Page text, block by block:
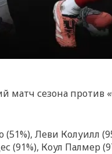
матч сезона против
Леви Колуилл
(91%), Коул Палмер